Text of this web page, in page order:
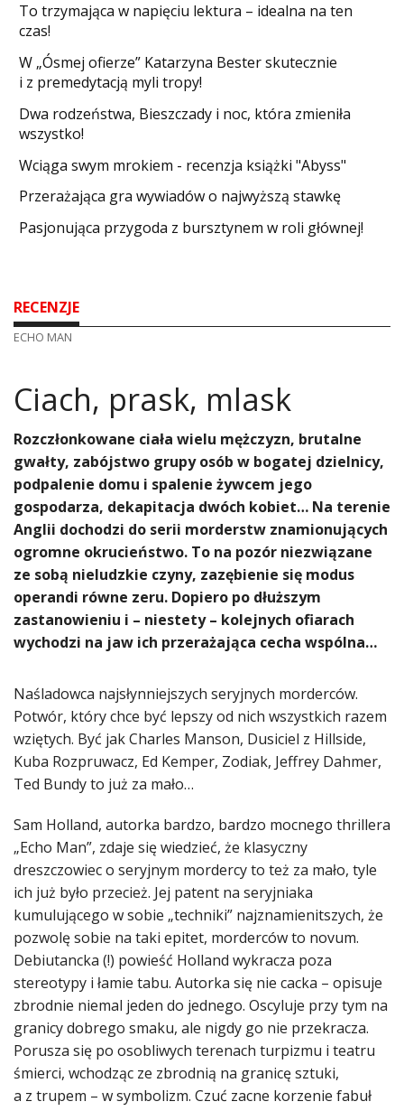
​To trzymająca w napięciu lektura – idealna na ten
czas!
W „Ósmej ofierze” Katarzyna Bester skutecznie
i z premedytacją myli tropy!
Dwa rodzeństwa, Bieszczady i noc, która zmieniła
wszystko!
Wciąga swym mrokiem - recenzja książki "Abyss"
​Przerażająca gra wywiadów o najwyższą stawkę
Pasjonująca przygoda z bursztynem w roli głównej!
RECENZJE
ECHO MAN
​Ciach, prask, mlask
Rozczłonkowane ciała wielu mężczyzn, brutalne
gwałty, zabójstwo grupy osób w bogatej dzielnicy,
podpalenie domu i spalenie żywcem jego
gospodarza, dekapitacja dwóch kobiet… Na terenie
Anglii dochodzi do serii morderstw znamionujących
ogromne okrucieństwo. To na pozór niezwiązane
ze sobą nieludzkie czyny, zazębienie się modus
operandi równe zeru. Dopiero po dłuższym
zastanowieniu i – niestety – kolejnych ofiarach
wychodzi na jaw ich przerażająca cecha wspólna…
Naśladowca najsłynniejszych seryjnych morderców.
Potwór, który chce być lepszy od nich wszystkich razem
wziętych. Być jak Charles Manson, Dusiciel z Hillside,
Kuba Rozpruwacz, Ed Kemper, Zodiak, Jeffrey Dahmer,
Ted Bundy to już za mało…
Sam Holland, autorka bardzo, bardzo mocnego thrillera
„Echo Man”, zdaje się wiedzieć, że klasyczny
dreszczowiec o seryjnym mordercy to też za mało, tyle
ich już było przecież. Jej patent na seryjniaka
kumulującego w sobie „techniki” najznamienitszych, że
pozwolę sobie na taki epitet, morderców to novum.
Debiutancka (!) powieść Holland wykracza poza
stereotypy i łamie tabu. Autorka się nie cacka – opisuje
zbrodnie niemal jeden do jednego. Oscyluje przy tym na
granicy dobrego smaku, ale nigdy go nie przekracza.
Porusza się po osobliwych terenach turpizmu i teatru
śmierci, wchodząc ze zbrodnią na granicę sztuki,
a z trupem – w symbolizm. Czuć zacne korzenie fabuł